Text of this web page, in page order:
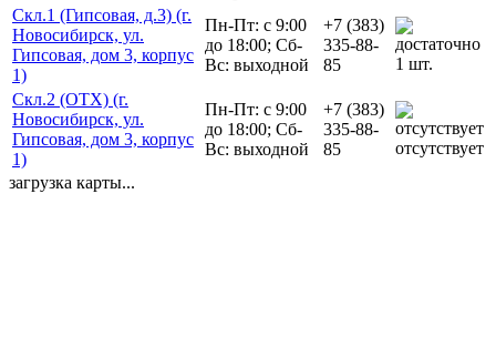
Скл.1 (Гипсовая, д.3) (г.
Новосибирск, ул.
Гипсовая, дом 3, корпус
1)
Пн-Пт: с 9:00
до 18:00; Сб-
Вс: выходной
+7 (383)
335-88-
85
1 шт.
Скл.2 (ОТХ) (г.
Новосибирск, ул.
Гипсовая, дом 3, корпус
1)
Пн-Пт: с 9:00
до 18:00; Сб-
Вс: выходной
+7 (383)
335-88-
85
отсутствует
загрузка карты...